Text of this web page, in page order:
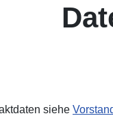
siehe